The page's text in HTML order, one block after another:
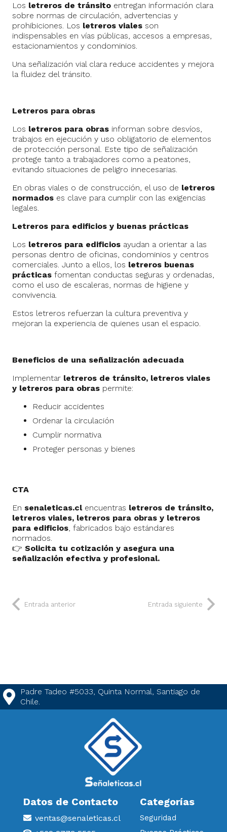
Los letreros de tránsito entregan información clara
sobre normas de circulación, advertencias y
prohibiciones. Los letreros viales son
indispensables en vías públicas, accesos a empresas,
estacionamientos y condominios.
Una señalización vial clara reduce accidentes y mejora
la fluidez del tránsito.
Letreros para obras
Los letreros para obras informan sobre desvíos,
trabajos en ejecución y uso obligatorio de elementos
de protección personal. Este tipo de señalización
protege tanto a trabajadores como a peatones,
evitando situaciones de peligro innecesarias.
En obras viales o de construcción, el uso de letreros
normados es clave para cumplir con las exigencias
legales.
Letreros para edificios y buenas prácticas
Los letreros para edificios ayudan a orientar a las
personas dentro de oficinas, condominios y centros
comerciales. Junto a ellos, los letreros buenas
prácticas fomentan conductas seguras y ordenadas,
como el uso de escaleras, normas de higiene y
convivencia.
Estos letreros refuerzan la cultura preventiva y
mejoran la experiencia de quienes usan el espacio.
Beneficios de una señalización adecuada
Implementar letreros de tránsito, letreros viales
y letreros para obras permite:
Reducir accidentes
Ordenar la circulación
Cumplir normativa
Proteger personas y bienes
CTA
En senaleticas.clencuentras letreros de tránsito,
letreros viales, letreros para obras y letreros
para edificios, fabricados bajo estándares
normados.
👉 Solicita tu cotización y asegura una
señalización efectiva y profesional.
Entrada anterior Entrada siguiente
Padre Tadeo #5033, Quinta Normal, Santiago de
Chile.
Datos de Contacto
ventas@senaleticas.cl
Categorías
Seguridad